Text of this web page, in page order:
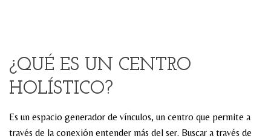
¿QUÉ ES UN CENTRO
HOLÍSTICO?
Es un espacio generador de vínculos, un centro que permite a
través de la conexión entender más del ser. Buscar a través de